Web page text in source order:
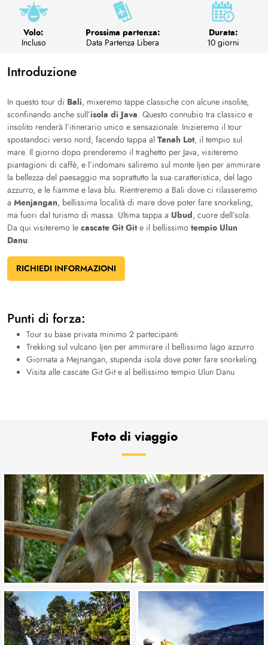
Volo:
Incluso
Prossima partenza:
Data Partenza Libera
Durata:
10 giorni
Introduzione
In questo tour di Bali, mixeremo tappe classiche con alcune insolite,
sconfinando anche sull’isola di Java. Questo connubio tra classico e
insolito renderà l’itinerario unico e sensazionale. Inizieremo il tour
spostandoci verso nord, facendo tappa al Tanah Lot, il tempio sul
mare. Il giorno dopo prenderemo il traghetto per Java, visiteremo
piantagioni di caffè, e l’indomani saliremo sul monte Ijen per ammirare
la bellezza del paesaggio ma soprattutto la sua caratteristica, del lago
azzurro, e le fiamme e lava blu. Rientreremo a Bali dove ci rilasseremo
a Menjangan, bellissima località di mare dove poter fare snorkeling,
ma fuori dal turismo di massa. Ultima tappa a Ubud, cuore dell’sola.
Da qui visiteremo le cascate Git Gite il bellissimo tempio Ulun
Danu.
RICHIEDI INFORMAZIONI
Punti di forza:
Tour su base privata minimo 2 partecipanti
Trekking sul vulcano Ijen per ammirare il bellissimo lago azzurro
Giornata a Mejnangan, stupenda isola dove poter fare snorkeling
Visita alle cascate Git Git e al bellissimo tempio Ulun Danu
Foto di viaggio